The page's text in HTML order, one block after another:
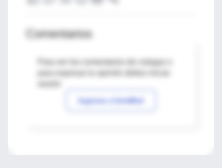
Comentarios
Para ver los comentarios de colegas o
Ingresar a IntraMed